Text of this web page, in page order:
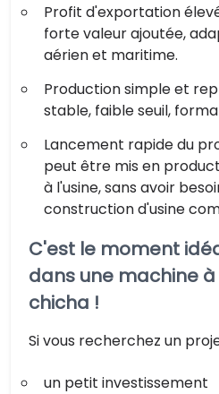
Profit d'exportation
forte valeur ajoutée,
aérien et maritime.
Production simple et
stable, faible seuil,
Lancement rapide du
peut être mis en
à l'usine, sans avoir
construction d'usine
C'est le moment
dans une machine
chicha !
Si vous recherchez un
un petit investissement